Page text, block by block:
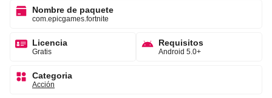
Nombre de paquete
com.epicgames.fortnite
Licencia
Gratis
Requisitos
Android 5.0+
Categoria
Acción